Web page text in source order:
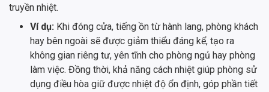
truyền nhiệt.
Ví dụ: Khi đóng cửa, tiếng ồn từ hành lang, phòng khách
hay bên ngoài sẽ được giảm thiểu đáng kể, tạo ra
không gian riêng tư, yên tĩnh cho phòng ngủ hay phòng
làm việc. Đồng thời, khả năng cách nhiệt giúp phòng sử
dụng điều hòa giữ được nhiệt độ ổn định, góp phần tiết